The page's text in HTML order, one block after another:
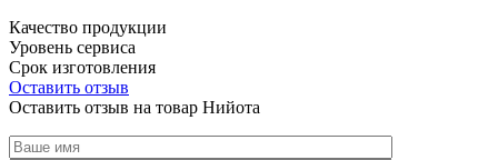
Качество продукции
Уровень сервиса
Срок изготовления
Оставить отзыв
Оставить отзыв на товар Нийота